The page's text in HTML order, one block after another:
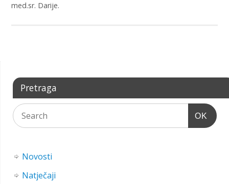
med.sr. Darije.
Pretraga
OK
Novosti
Natječaji